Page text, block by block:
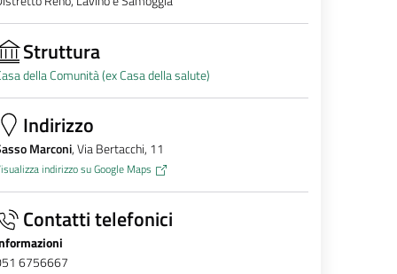
Struttura
della Comunità (ex Casa della salute)
Indirizzo
Marconi, Via Bertacchi, 11
indirizzo su Google Maps
Contatti telefonici
6756667